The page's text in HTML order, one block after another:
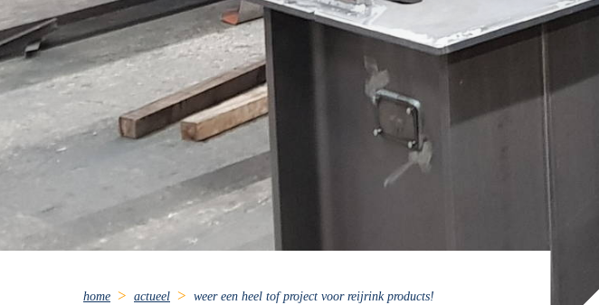
home actueel weer een heel tof project voor reijrink products!